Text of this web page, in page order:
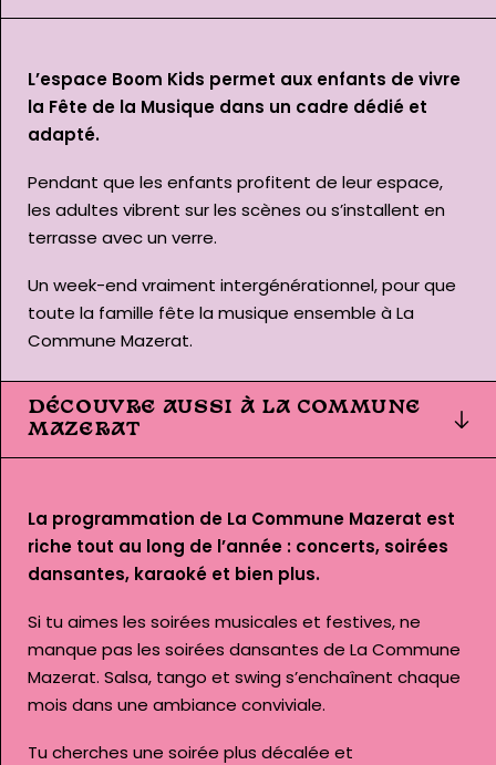
L’espace Boom Kids permet aux enfants de vivre
la Fête de la Musique dans un cadre dédié et
adapté.
Pendant que les enfants profitent de leur espace,
les adultes vibrent sur les scènes ou s’installent en
terrasse avec un verre.
Un week-end vraiment intergénérationnel, pour que
toute la famille fête la musique ensemble à La
Commune Mazerat.
DÉCOUVRE AUSSI À LA COMMUNE
MAZERAT
La programmation de La Commune Mazerat est
riche tout au long de l’année : concerts, soirées
dansantes, karaoké et bien plus.
Si tu aimes les soirées musicales et festives, ne
manque pas les soirées dansantes de La Commune
Mazerat. Salsa, tango et swing s’enchaînent chaque
mois dans une ambiance conviviale.
Tu cherches une soirée plus décalée et